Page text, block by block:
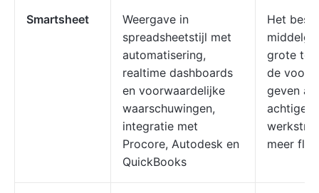
Smartsheet
Weergave in
spreadsheetstijl met
automatisering,
realtime dashboards
en voorwaardelijke
waarschuwingen,
integratie met
Procore, Autodesk en
QuickBooks
Het
grote
de
geven
achtige
meer